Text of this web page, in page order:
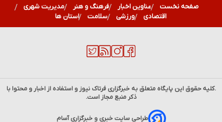
صفحه نخست عناوین اخبار فرهنگ و هنر
مدیریت شهری
اقتصادی
ورزشی سلامت استان ها
.کلیه حقوق این پایگاه متعلق به خبرگزاریفرتاک نیوز و استفاده از اخبار و محتوا با
ذکر منبع مجاز است.
طراحی سایت خبری و خبرگزاری آسام